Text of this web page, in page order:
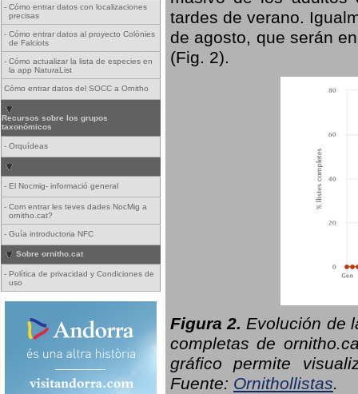
- Cómo entrar datos con localizaciones
precisas
- Cómo entrar datos al proyecto Colònies
de Falciots
- Cómo actualizar la lista de especies en
la app NaturaList
Cómo entrar datos del SOCC a Ornitho
Recursos sobre los grupos
taxonómicos
- Orquídeas
- El Nocmig- informació general
- Com entrar les teves dades NocMig a
ornitho.cat?
- Guía introductoria NFC
Sobre ornitho.cat
- Política de privacidad y Condiciones de
uso
tardes de verano.
de agosto, que serán
(Fig. 2).
Figura 2. Evolución de
completas de
gráfico permite
Fuente: Ornithollistas.